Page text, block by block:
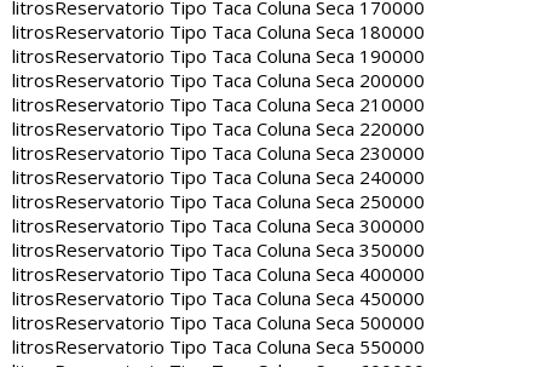
litrosReservatorio Tipo Taca Coluna Seca 170000
litrosReservatorio Tipo Taca Coluna Seca 180000
litrosReservatorio Tipo Taca Coluna Seca 190000
litrosReservatorio Tipo Taca Coluna Seca 200000
litrosReservatorio Tipo Taca Coluna Seca 210000
litrosReservatorio Tipo Taca Coluna Seca 220000
litrosReservatorio Tipo Taca Coluna Seca 230000
litrosReservatorio Tipo Taca Coluna Seca 240000
litrosReservatorio Tipo Taca Coluna Seca 250000
litrosReservatorio Tipo Taca Coluna Seca 300000
litrosReservatorio Tipo Taca Coluna Seca 350000
litrosReservatorio Tipo Taca Coluna Seca 400000
litrosReservatorio Tipo Taca Coluna Seca 450000
litrosReservatorio Tipo Taca Coluna Seca 500000
litrosReservatorio Tipo Taca Coluna Seca 550000